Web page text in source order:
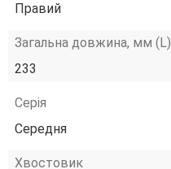
Правий
Загальна довжина, мм (L)
233
Серія
Середня
Хвостовик